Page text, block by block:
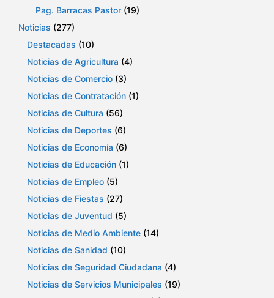
Pag. Barracas Pastor (19)
Noticias (277)
Destacadas (10)
Noticias de Agricultura (4)
Noticias de Comercio (3)
Noticias de Contratación (1)
Noticias de Cultura (56)
Noticias de Deportes (6)
Noticias de Economía (6)
Noticias de Educación (1)
Noticias de Empleo (5)
Noticias de Fiestas (27)
Noticias de Juventud (5)
Noticias de Medio Ambiente (14)
Noticias de Sanidad (10)
Noticias de Seguridad Ciudadana (4)
Noticias de Servicios Municipales (19)